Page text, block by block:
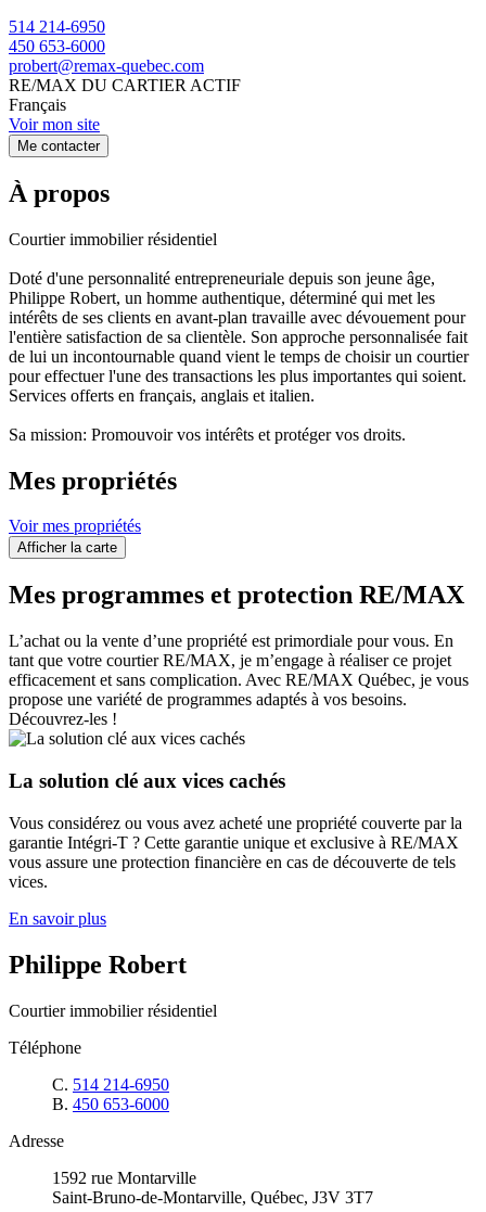
514 214-6950
450 653-6000
probert@remax-quebec.com
RE/MAX DU CARTIER ACTIF
Français
Voir mon site
Me contacter
À propos
Courtier immobilier résidentiel
Doté d'une personnalité entrepreneuriale depuis son jeune âge,
Philippe Robert, un homme authentique, déterminé qui met les
intérêts de ses clients en avant-plan travaille avec dévouement pour
l'entière satisfaction de sa clientèle. Son approche personnalisée fait
de lui un incontournable quand vient le temps de choisir un courtier
pour effectuer l'une des transactions les plus importantes qui soient.
Services offerts en français, anglais et italien.
Sa mission: Promouvoir vos intérêts et protéger vos droits.
Mes propriétés
Voir mes propriétés
Afficher la carte
Mes programmes et protection RE/MAX
L’achat ou la vente d’une propriété est primordiale pour vous. En
tant que votre courtier RE/MAX, je m’engage à réaliser ce projet
efficacement et sans complication. Avec RE/MAX Québec, je vous
propose une variété de programmes adaptés à vos besoins.
Découvrez-les !
La solution clé aux vices cachés
Vous considérez ou vous avez acheté une propriété couverte par la
garantie Intégri-T ? Cette garantie unique et exclusive à RE/MAX
vous assure une protection financière en cas de découverte de tels
vices.
En savoir plus
Philippe Robert
Courtier immobilier résidentiel
Téléphone
C. 514 214-6950
B. 450 653-6000
Adresse
1592 rue Montarville
Saint-Bruno-de-Montarville, Québec, J3V 3T7